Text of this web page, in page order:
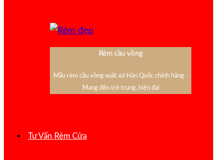
Rèm cầu vồng
Mẫu rèm cầu vồng xuất xứ Hàn Quốc chính hãng -
Mang đến trẻ trung, hiện đại
Tư Vấn Rèm Cửa